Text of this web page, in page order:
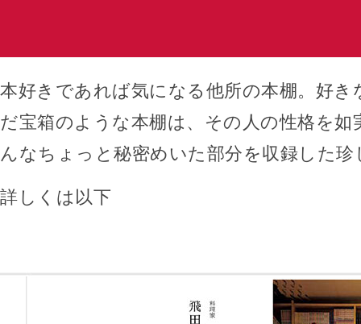
本好きであれば気になる他所の本棚。好き
だ宝箱のような本棚は、その人の性格を如
んなちょっと秘密めいた部分を収録した珍
詳しくは以下